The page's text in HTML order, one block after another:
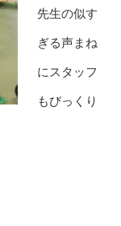
先生の似す
ぎる声まね
にスタッフ
もびっくり